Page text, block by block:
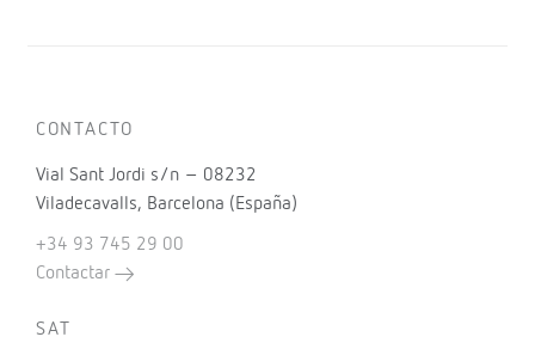
CONTACTO
Vial Sant Jordi s/n – 08232
Viladecavalls, Barcelona (España)
+34 93 745 29 00
Contactar
SAT